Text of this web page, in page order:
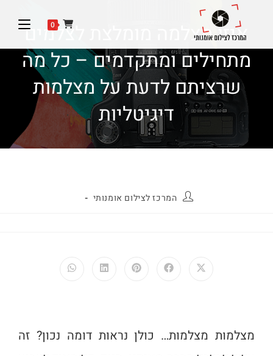
0
איזו מצלמה מומלצת לצלמים
מתחילים ומתקדמים – כל מה
שרציתם לדעת על מצלמות
דיגיטליות
המרכז לצילום אומנותי
מצלמות מצלמות… כולן נראות דומה נכון? זה